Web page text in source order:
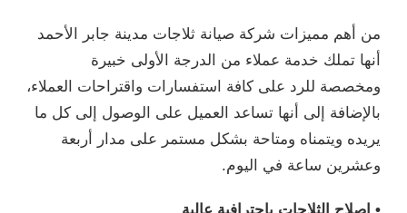
من أهم مميزات شركة صيانة ثلاجات مدينة جابر الأحمد
أنها تملك خدمة عملاء من الدرجة الأولى خبيرة
ومخصصة للرد على كافة استفسارات واقتراحات العملاء،
بالإضافة إلى أنها تساعد العميل على الوصول إلى كل ما
يريده ويتمناه ومتاحة بشكل مستمر على مدار أربعة
وعشرين ساعة في اليوم.